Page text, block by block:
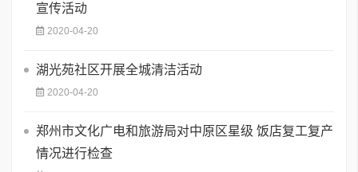
宣传活动
2020-04-20
湖光苑社区开展全城清洁活动
2020-04-20
郑州市文化广电和旅游局对中原区星级 饭店复工复产
情况进行检查